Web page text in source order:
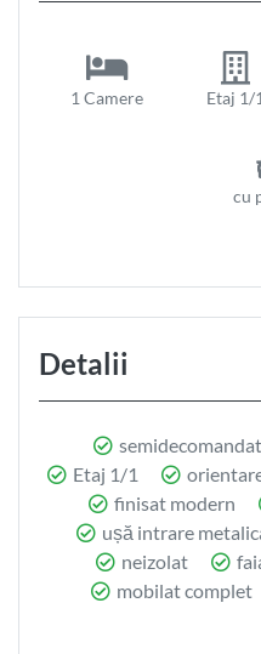
1 Camere Etaj 1/1
cu
Detalii
semidecomandat
Etaj 1/1
finisat modern
ușă intrare
neizolat
mobilat complet